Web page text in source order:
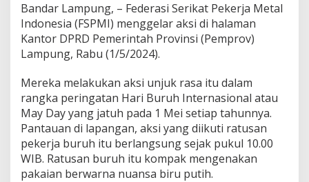
R
D
L
a
m
u
n
g
B
u
r
u
h
Bandar Lampung, – Federasi Serikat Pekerja Metal
Indonesia (FSPMI) menggelar aksi di halaman
Kantor DPRD Pemerintah Provinsi (Pemprov)
Lampung, Rabu (1/5/2024).
Mereka melakukan aksi unjuk rasa itu dalam
rangka peringatan Hari Buruh Internasional atau
May Day yang jatuh pada 1 Mei setiap tahunnya.
Pantauan di lapangan, aksi yang diikuti ratusan
pekerja buruh itu berlangsung sejak pukul 10.00
WIB. Ratusan buruh itu kompak mengenakan
pakaian berwarna nuansa biru putih.